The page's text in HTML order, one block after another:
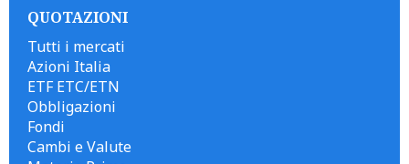
QUOTAZIONI
Tutti i mercati
Azioni Italia
ETF ETC/ETN
Obbligazioni
Fondi
Cambi e Valute